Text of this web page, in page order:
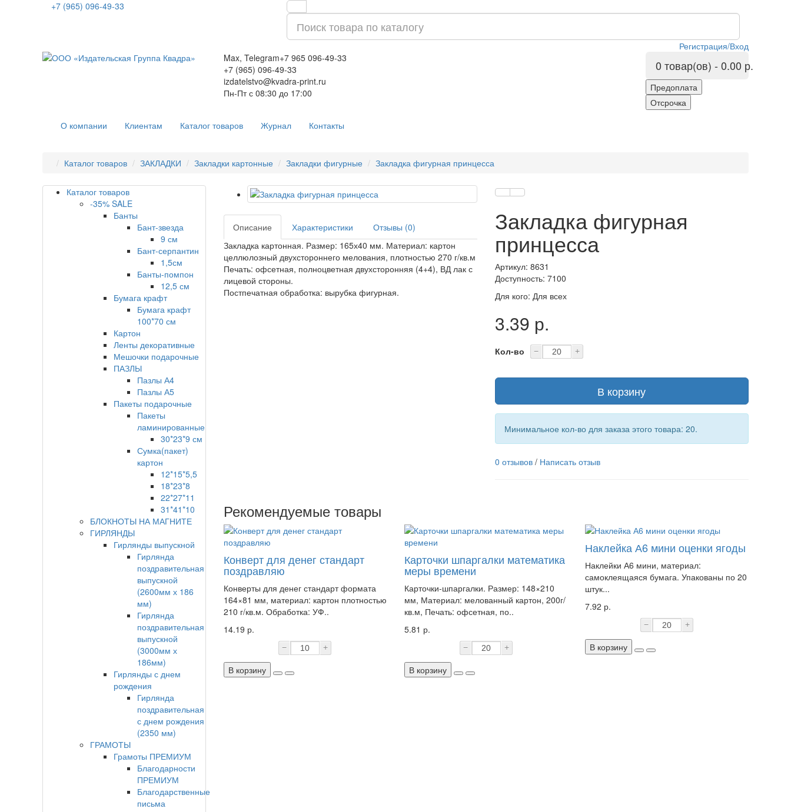
+7 (965) 096-49-33
Регистрация/Вход
Max, Telegram+7 965 096-49-33
+7 (965) 096-49-33
izdatelstvo@kvadra-print.ru
Пн-Пт с 08:30 до 17:00
0 товар(ов) - 0.00 р.
О компании Клиентам Каталог товаров Журнал Контакты
Каталог товаров ЗАКЛАДКИ Закладки картонные Закладки фигурные Закладка фигурная принцесса
Каталог товаров
-35% SALE
Банты
Бант-звезда
9 см
Бант-серпантин
1,5см
Банты-помпон
12,5 см
Бумага крафт
Бумага крафт
100*70 см
Картон
Ленты декоративные
Мешочки подарочные
ПАЗЛЫ
Пазлы А4
Пазлы А5
Пакеты подарочные
Пакеты
ламинированные
30*23*9 см
Сумка(пакет)
картон
12*15*5,5
18*23*8
22*27*11
31*41*10
БЛОКНОТЫ НА МАГНИТЕ
ГИРЛЯНДЫ
Гирлянды выпускной
Гирлянда
поздравительная
выпускной
(2600мм х 186
мм)
Гирлянда
поздравительная
выпускной
(3000мм х
186мм)
Гирлянды с днем
рождения
Гирлянда
поздравительная
с днем рождения
(2350 мм)
ГРАМОТЫ
Грамоты ПРЕМИУМ
Благодарности
ПРЕМИУМ
Благодарственные
письма
Описание Характеристики
Отзывы (0)
Закладка картонная. Размер: 165х40 мм. Материал: картон
целлюлозный двухстороннего мелования, плотностью 270 г/кв.м
Печать: офсетная, полноцветная двухсторонняя (4+4), ВД лак с
лицевой стороны.
Постпечатная обработка: вырубка фигурная.
Закладка фигурная
принцесса
Артикул: 8631
Доступность: 7100
Для кого: Для всех
3.39 р.
Кол-во − +
В корзину
Минимальное кол-во для заказа этого товара: 20.
0 отзывов/ Написать отзыв
Рекомендуемые товары
Конверт для денег стандарт
поздравляю
Конверты для денег стандарт формата
164×81 мм, материал: картон плотностью
210 г/кв.м. Обработка: УФ..
14.19 р.
− +
В корзину
Карточки шпаргалки математика
меры времени
Карточки-шпаргалки. Размер: 148×210
мм, Материал: мелованный картон, 200г/
кв.м, Печать: офсетная, по..
5.81 р.
− +
В корзину
Наклейка А6 мини оценки ягоды
Наклейки А6 мини, материал:
самоклеящаяся бумага. Упакованы по 20
штук...
7.92 р.
− +
В корзину